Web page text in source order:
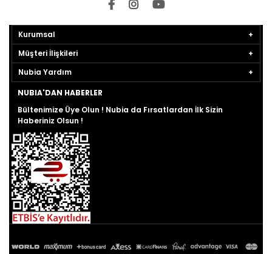
Kurumsal
Müşteri İlişkileri
Nubia Yardım
NUBIA'DAN HABERLER
Bültenimize Üye Olun ! Nubia da Fırsatlardan İlk Sizin
Haberiniz Olsun !